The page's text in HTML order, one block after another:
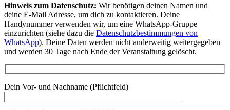
Hinweis zum Datenschutz: Wir benötigen deinen Namen und
deine E-Mail Adresse, um dich zu kontaktieren. Deine
Handynummer verwenden wir, um eine WhatsApp-Gruppe
einzurichten (siehe dazu die Datenschutzbestimmungen von
WhatsApp). Deine Daten werden nicht anderweitig weitergegeben
und werden 30 Tage nach Ende der Veranstaltung gelöscht.
Dein Vor- und Nachname (Pflichtfeld)